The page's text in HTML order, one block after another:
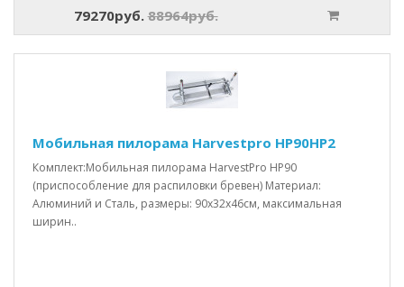
79270руб. 88964руб.
Мобильная пилорама Harvestpro HP90HP2
Комплект:Мобильная пилорама HarvestPro HP90
(приспособление для распиловки бревен) Материал:
Алюминий и Сталь, размеры: 90x32x46см, максимальная
ширин..